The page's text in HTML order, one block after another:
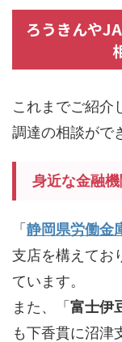
ろうきんや
これまでご紹介
調達の相談がで
身近な金融
「 静岡県労働金
支店を構えてお
ています。
また、「 富士伊
も下香貫に沼津